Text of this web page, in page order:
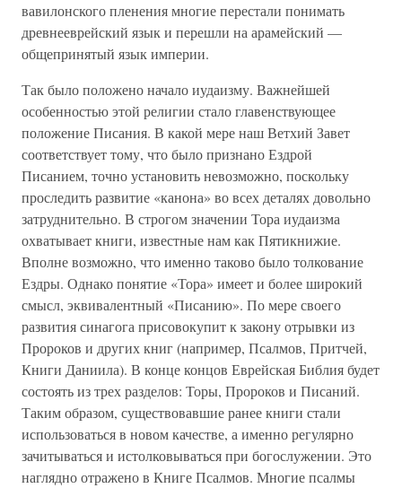
вавилонского пленения многие перестали понимать
древнееврейский язык и перешли на арамейский —
общепринятый язык империи.
Так было положено начало иудаизму. Важнейшей
особенностью этой религии стало главенствующее
положение Писания. В какой мере наш Ветхий Завет
соответствует тому, что было признано Ездрой
Писанием, точно установить невозможно, поскольку
проследить развитие «канона» во всех деталях довольно
затруднительно. В строгом значении Тора иудаизма
охватывает книги, известные нам как Пятикнижие.
Вполне возможно, что именно таково было толкование
Ездры. Однако понятие «Тора» имеет и более широкий
смысл, эквивалентный «Писанию». По мере своего
развития синагога присовокупит к закону отрывки из
Пророков и других книг (например, Псалмов, Притчей,
Книги Даниила). В конце концов Еврейская Библия будет
состоять из трех разделов: Торы, Пророков и Писаний.
Таким образом, существовавшие ранее книги стали
использоваться в новом качестве, а именно регулярно
зачитываться и истолковываться при богослужении. Это
наглядно отражено в Книге Псалмов. Многие псалмы